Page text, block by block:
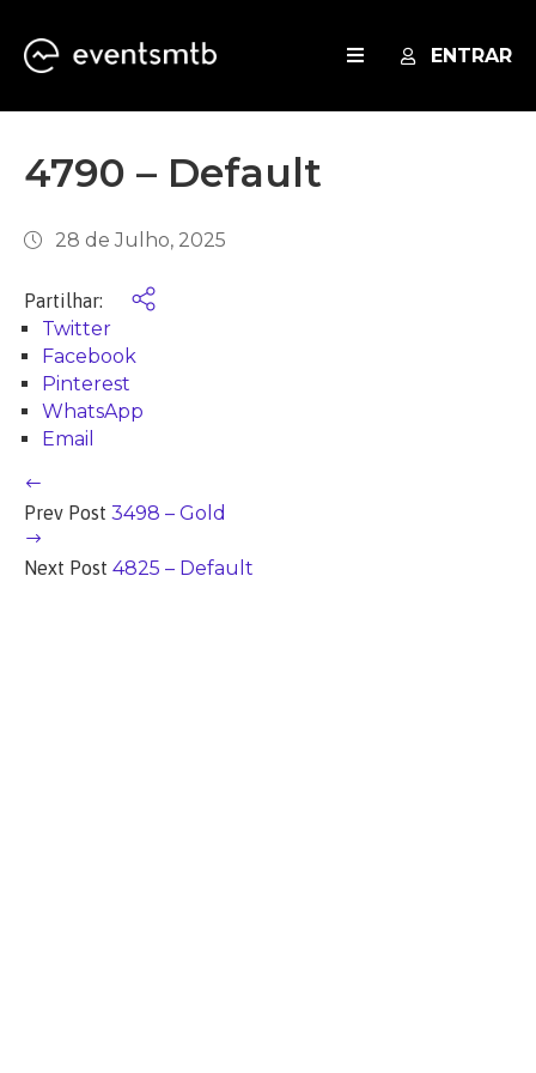
SERVIÇOS
BLOG
ENTRAR
4790 – Default
28 de Julho, 2025
Partilhar:
Twitter
Facebook
Pinterest
WhatsApp
Email
Prev Post 3498 – Gold
Next Post 4825 – Default